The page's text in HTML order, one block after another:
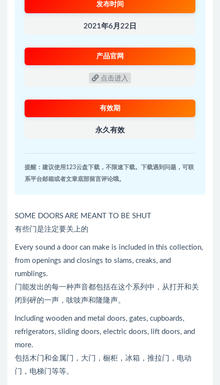
发布时间
2021年6月22日
产品官网
点击进入
有效期
永久有效
提醒：建议使用123云盘下载，不限速下载。下载遇到问题，可联
系平台邮箱或者文章底部留言评论哦。
SOME DOORS ARE MEANT TO BE SHUT
有些门是注定要关上的
Every sound a door can make is included in this collection,
from openings and closings to slams, creaks, and
rumblings.
门能发出的每一种声音都包括在这个系列中，从打开和关
闭到砰的一声，吱吱声和隆隆声。
Including wooden and metal doors, gates, cupboards,
refrigerators, sliding doors, electric doors, lift doors, and
more.
包括木门和金属门，大门，橱柜，冰箱，推拉门，电动
门，电梯门等等。